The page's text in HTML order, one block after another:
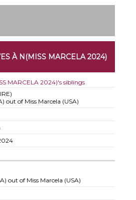
À N(MISS MARCELA 2024)
MARCELA 2024)'s siblings
out of Miss Marcela (USA)
out of Miss Marcela (USA)